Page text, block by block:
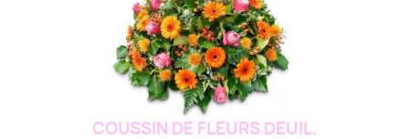
COUSSIN DE FLEURS DEUIL.